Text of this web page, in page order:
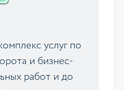
услуг по
и бизнес-
работ и до